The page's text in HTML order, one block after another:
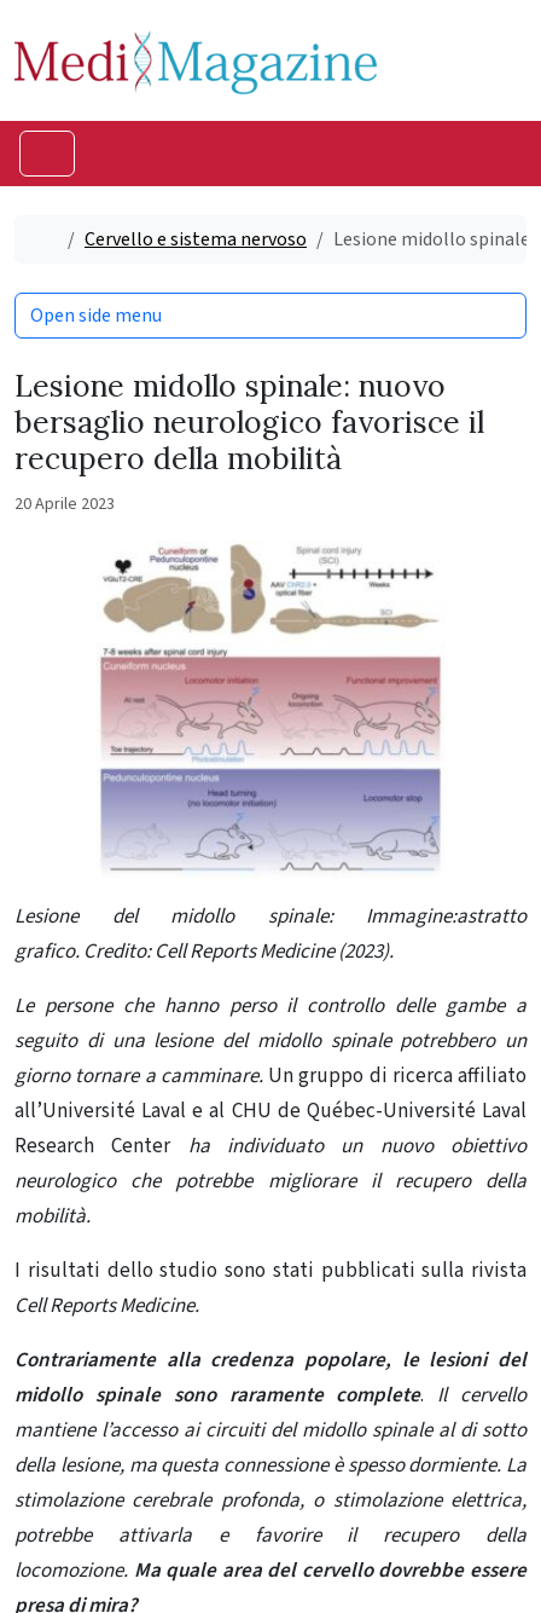
Home
Cervello e sistema nervoso Lesione midollo
Lesione midollo spinale: nuovo
bersaglio neurologico favorisce il
recupero della mobilità
20 Aprile 2023
Lesione del midollo spinale: Immagine:astratto
grafico. Credito: Cell Reports Medicine (2023).
Le persone che hanno perso il controllo delle gambe a
seguito di una lesione del midollo spinale potrebbero un
giorno tornare a camminare.Un gruppo di ricerca affiliato
all’Université Laval e al CHU de Québec-Université Laval
Research Center ha individuato un nuovo obiettivo
neurologico che potrebbe migliorare il recupero della
mobilità.
I risultati dello studio sono stati pubblicati sulla rivista
Cell Reports Medicine.
Contrariamente alla credenza popolare, le lesioni del
midollo spinalesono raramente complete. Il cervello
mantiene l’accesso ai circuiti del midollo spinale al di sotto
della lesione, ma questa connessione è spesso dormiente. La
stimolazione cerebrale profonda, o stimolazione elettrica,
potrebbe attivarla e favorire il recupero della
locomozione. Ma quale area del cervello dovrebbe essere
presa di mira?
Open side menu